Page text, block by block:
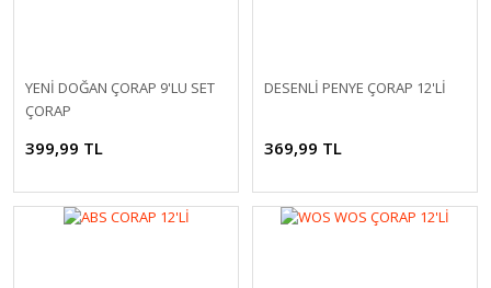
YENİ DOĞAN ÇORAP 9'LU SET
ÇORAP
399,99 TL
DESENLİ PENYE ÇORAP 12'Lİ
369,99 TL